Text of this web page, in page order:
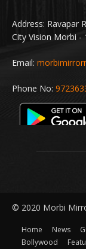
Address: Ravapar
City Vision Morbi -
Email:
Phone No:
© 2020 Morbi
Home News
Bollywood